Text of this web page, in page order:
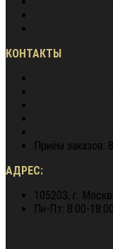
КОНТАКТЫ
Приём заказов:
АДРЕС:
105203, г.
Пн-Пт: 8:00-